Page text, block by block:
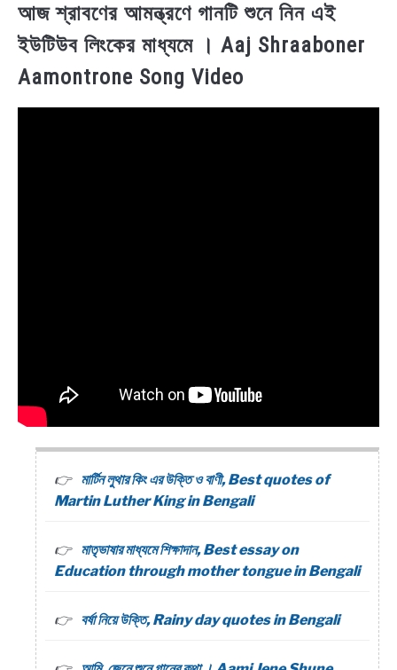
আজ শ্রাবণের আমন্ত্রণে গানটি শুনে নিন এই
ইউটিউব লিংকের মাধ্যমে । Aaj Shraaboner
Aamontrone Song Video
মার্টিন লুথার কিং এর উক্তি ও বাণী, Best quotes of
Martin Luther King in Bengali
মাতৃভাষার মাধ্যমে শিক্ষাদান, Best essay on
Education through mother tongue in Bengali
বর্ষা নিয়ে উক্তি, Rainy day quotes in Bengali